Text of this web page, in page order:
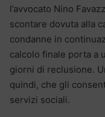
l’avvocato Nino
scontare dovuta alla
condanne in
calcolo finale porta a
giorni di reclusione.
quindi, che gli
servizi sociali.